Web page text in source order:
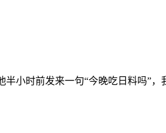
小时前发来一句“今晚吃日料吗”